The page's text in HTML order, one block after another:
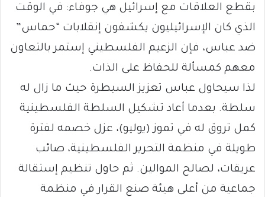
بقطع العلاقات مع إسرائيل هي جوفاء: في الوقت
الذي كان الإسرائيليون يكشفون إنقلابات “حماس”
ضد عباس، فإن الزعيم الفلسطيني إستمر بالتعاون
معهم كمسألة للحفاظ على الذات.
لذا سيحاول عباس تعزيز السيطرة حيث ما زال له
سلطة. بعدما أعاد تشكيل السلطة الفلسطينية
كمل تروق له في تموز (يوليو)، عزل خصمه لفترة
طويلة في منظمة التحرير الفلسطينية، صائب
عريقات، لصالح الموالين. ثم حاول تنظيم إستقالة
جماعية من أعلى هيئة صنع القرار في منظمة